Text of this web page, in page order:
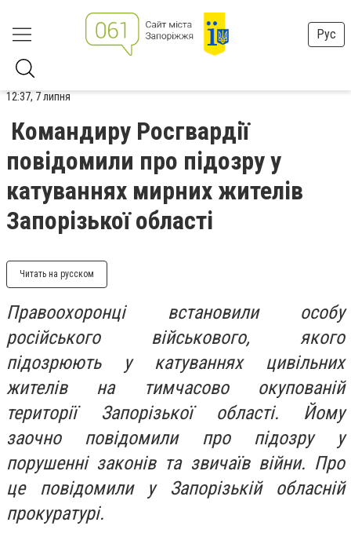
Рус
12:37, 7 липня
Командиру Росгвардії
повідомили про підозру у
катуваннях мирних жителів
Запорізької області
Читать на русском
Правоохоронці встановили особу
російського військового, якого
підозрюють у катуваннях цивільних
жителів на тимчасово окупованій
території Запорізької області. Йому
заочно повідомили про підозру у
порушенні законів та звичаїв війни. Про
це повідомили у Запорізькій обласній
прокуратурі.